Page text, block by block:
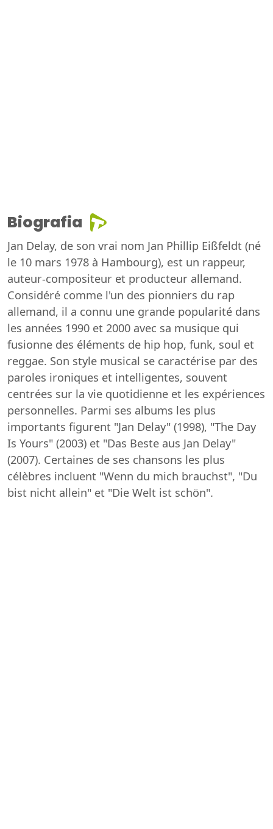
Biografia
Jan Delay, de son vrai nom Jan Phillip Eißfeldt (né
le 10 mars 1978 à Hambourg), est un rappeur,
auteur-compositeur et producteur allemand.
Considéré comme l'un des pionniers du rap
allemand, il a connu une grande popularité dans
les années 1990 et 2000 avec sa musique qui
fusionne des éléments de hip hop, funk, soul et
reggae. Son style musical se caractérise par des
paroles ironiques et intelligentes, souvent
centrées sur la vie quotidienne et les expériences
personnelles. Parmi ses albums les plus
importants figurent "Jan Delay" (1998), "The Day
Is Yours" (2003) et "Das Beste aus Jan Delay"
(2007). Certaines de ses chansons les plus
célèbres incluent "Wenn du mich brauchst", "Du
bist nicht allein" et "Die Welt ist schön".